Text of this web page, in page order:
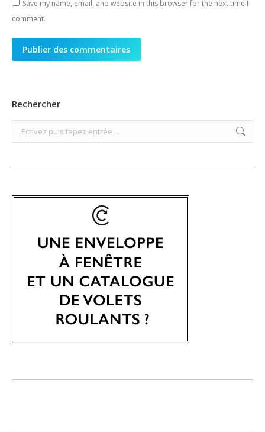
Save my name, email, and website in this browser for the next time I
comment.
Publier des commentaires
Rechercher
Search: